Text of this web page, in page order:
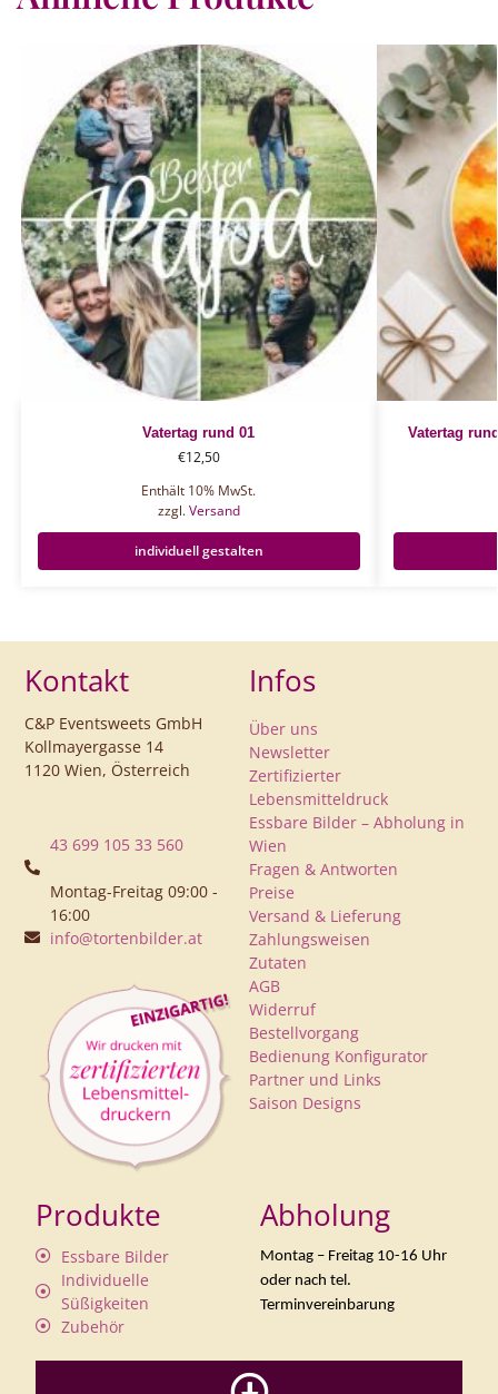
Vatertag rund 01
€12,50
Enthält 10% MwSt.
zzgl.Versand
individuell gestalten
Vatertag
Kontakt
C&P Eventsweets GmbH
Kollmayergasse 14
1120 Wien, Österreich
43 699 105 33 560
Montag-Freitag 09:00 -
16:00
info@tortenbilder.at
Infos
Über uns
Newsletter
Zertifizierter
Lebensmitteldruck
Essbare Bilder – Abholung in
Wien
Fragen & Antworten
Preise
Versand & Lieferung
Zahlungsweisen
Zutaten
AGB
Widerruf
Bestellvorgang
Bedienung Konfigurator
Partner und Links
Saison Designs
Produkte
Essbare Bilder
Individuelle
Süßigkeiten
Zubehör
Abholung
Montag – Freitag 10-16 Uhr
oder nach tel.
Terminvereinbarung